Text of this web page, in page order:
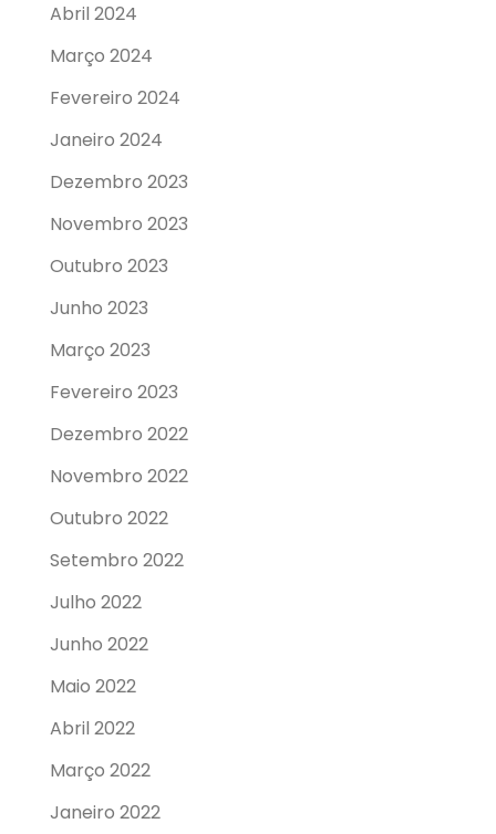
Abril 2024
Março 2024
Fevereiro 2024
Janeiro 2024
Dezembro 2023
Novembro 2023
Outubro 2023
Junho 2023
Março 2023
Fevereiro 2023
Dezembro 2022
Novembro 2022
Outubro 2022
Setembro 2022
Julho 2022
Junho 2022
Maio 2022
Abril 2022
Março 2022
Janeiro 2022